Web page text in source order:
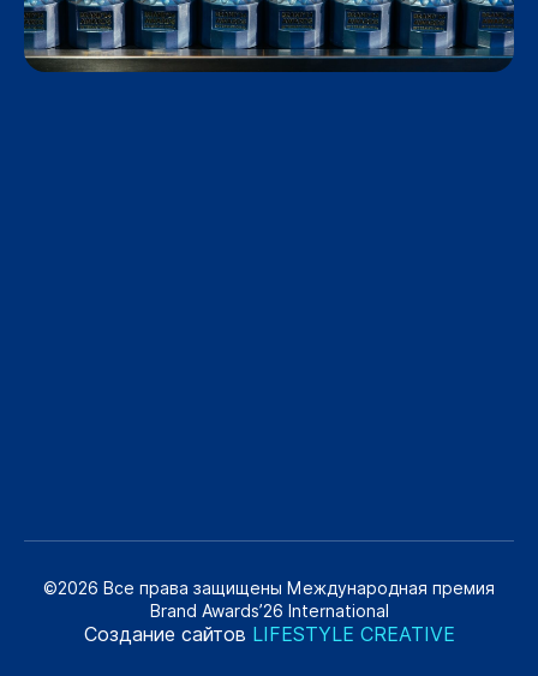
©2026 Все права защищены Международная премия
Brand Awards’26 International
Создание сайтов LIFESTYLE CREATIVE